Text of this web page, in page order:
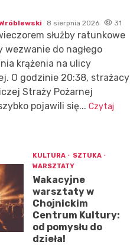
8 sierpnia 2026 31
służby ratunkowe
wezwanie do nagłego
krążenia na ulicy
O godzinie 20:38, strażacy
Straży Pożarnej
pojawili się... Czytaj
KULTURA
SZTUKA
WARSZTATY
Wakacyjne
warsztaty w
Chojnickim
Centrum Kultury:
od pomysłu do
dzieła!